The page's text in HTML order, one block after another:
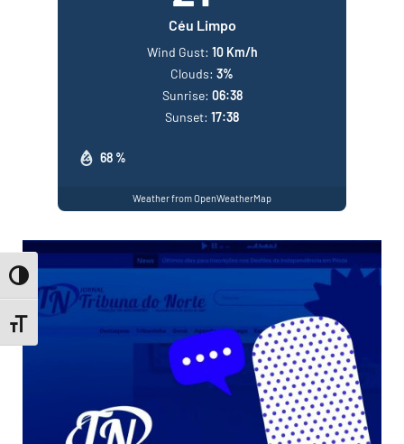
Toggle High Contrast
Toggle Font size
Céu Limpo
68 %
Wind Gust: 10 Km/h
Clouds: 3%
Sunrise: 06:38
Sunset: 17:38
Weather from OpenWeatherMap